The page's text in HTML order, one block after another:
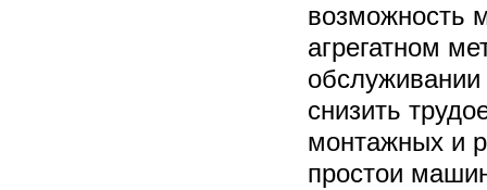
возможность
агрегатном
снизить
монтажных и
простои